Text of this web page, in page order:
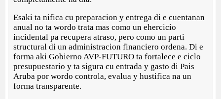
Esaki ta nifica cu preparacion y entrega di e cuentanan
anual no ta wordo trata mas como un ehercicio
incidental pa recupera atraso, pero como un parti
structural di un administracion financiero ordena. Di e
forma aki Gobierno AVP-FUTURO ta fortalece e ciclo
presupuestario y ta sigura cu entrada y gasto di Pais
Aruba por wordo controla, evalua y hustifica na un
forma transparente.